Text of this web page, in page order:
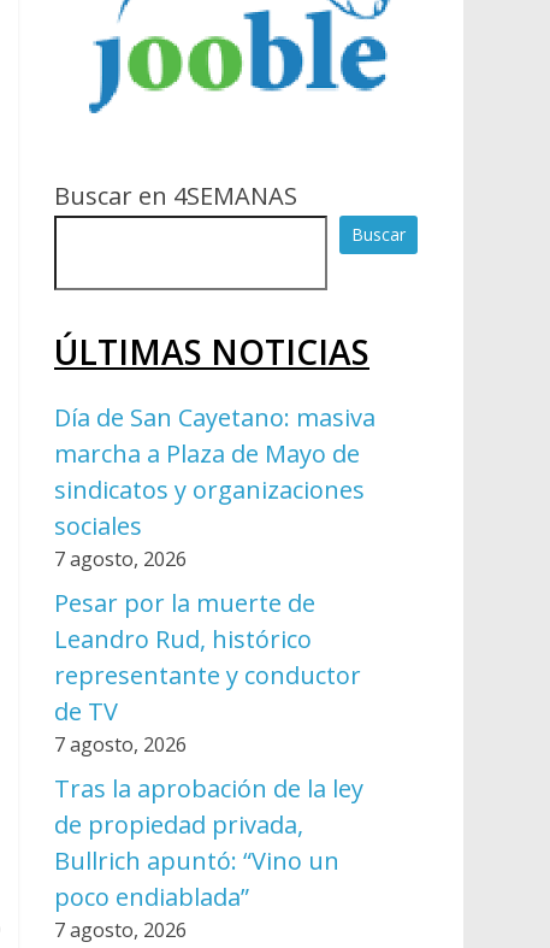
Buscar en 4SEMANAS
Buscar
ÚLTIMAS NOTICIAS
Día de San Cayetano: masiva
marcha a Plaza de Mayo de
sindicatos y organizaciones
sociales
7 agosto, 2026
Pesar por la muerte de
Leandro Rud, histórico
representante y conductor
de TV
7 agosto, 2026
Tras la aprobación de la ley
de propiedad privada,
Bullrich apuntó: “Vino un
poco endiablada”
7 agosto, 2026